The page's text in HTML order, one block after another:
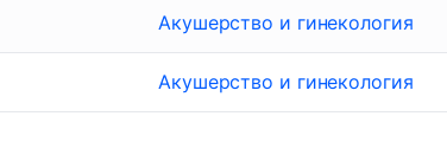
Акушерство и гинекология
Акушерство и гинекология